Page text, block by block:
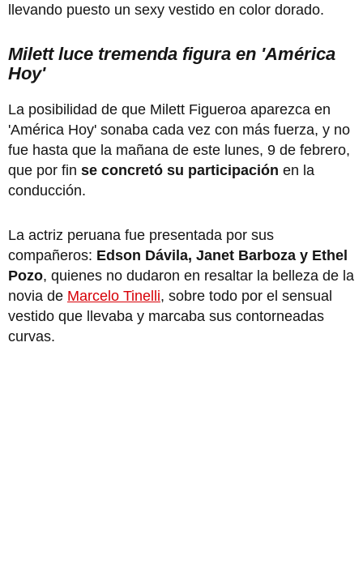
llevando puesto un sexy vestido en color dorado.
Milett luce tremenda figura en 'América
Hoy'
La posibilidad de que Milett Figueroa aparezca en
'América Hoy' sonaba cada vez con más fuerza, y no
fue hasta que la mañana de este lunes, 9 de febrero,
que por fin se concretó su participación en la
conducción.
La actriz peruana fue presentada por sus
compañeros: Edson Dávila, Janet Barboza y Ethel
Pozo, quienes no dudaron en resaltar la belleza de la
novia de Marcelo Tinelli, sobre todo por el sensual
vestido que llevaba y marcaba sus contorneadas
curvas.